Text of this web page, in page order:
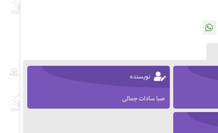
نویسنده
صبا سادات جمالی